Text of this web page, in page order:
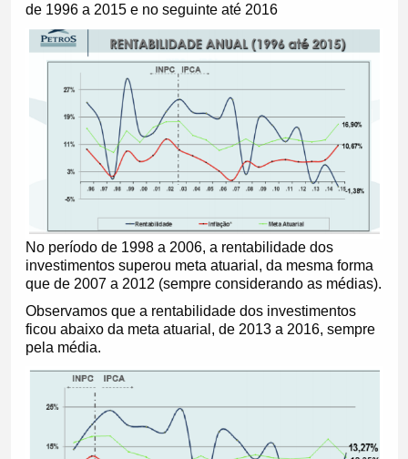
de 1996 a 2015 e no seguinte até 2016
No período de 1998 a 2006, a rentabilidade dos
investimentos superou meta atuarial, da mesma forma
que de 2007 a 2012 (sempre considerando as médias).
Observamos que a rentabilidade dos investimentos
ficou abaixo da meta atuarial, de 2013 a 2016, sempre
pela média.